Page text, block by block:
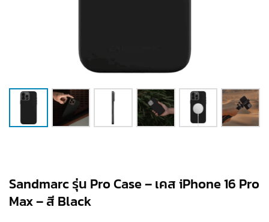
Sandmarc รุ่น Pro Case – เคส iPhone 16 Pro
Max – สี Black